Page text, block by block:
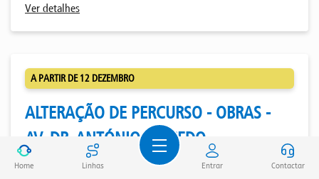
Ver detalhes
A PARTIR DE 12 DEZEMBRO
ALTERAÇÃO DE PERCURSO - OBRAS -
AV. DR. ANTÓNIO MACEDO -
MATOSINHOS
Home Linhas Entrar Contactar